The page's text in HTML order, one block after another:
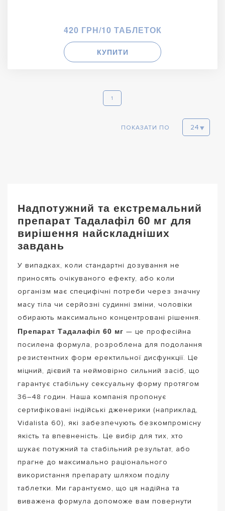
420 ГРН/10 ТАБЛЕТОК
КУПИТИ
1
ПОКАЗАТИ ПО
Надпотужний та екстремальний
препарат Тадалафіл 60 мг для
вирішення найскладніших
завдань
У випадках, коли стандартні дозування не
приносять очікуваного ефекту, або коли
організм має специфічні потреби через значну
масу тіла чи серйозні судинні зміни, чоловіки
обирають максимально концентровані рішення.
Препарат Тадалафіл 60 мг — це професійна
посилена формула, розроблена для подолання
резистентних форм еректильної дисфункції. Це
міцний, дієвий та неймовірно сильний засіб, що
гарантує стабільну сексуальну форму протягом
36–48 годин. Наша компанія пропонує
сертифіковані індійські дженерики (наприклад,
Vidalista 60), які забезпечують безкомпромісну
якість та впевненість. Це вибір для тих, хто
шукає потужний та стабільний результат, або
прагне до максимально раціонального
використання препарату шляхом поділу
таблетки. Ми гарантуємо, що ця надійна та
виважена формула допоможе вам повернути